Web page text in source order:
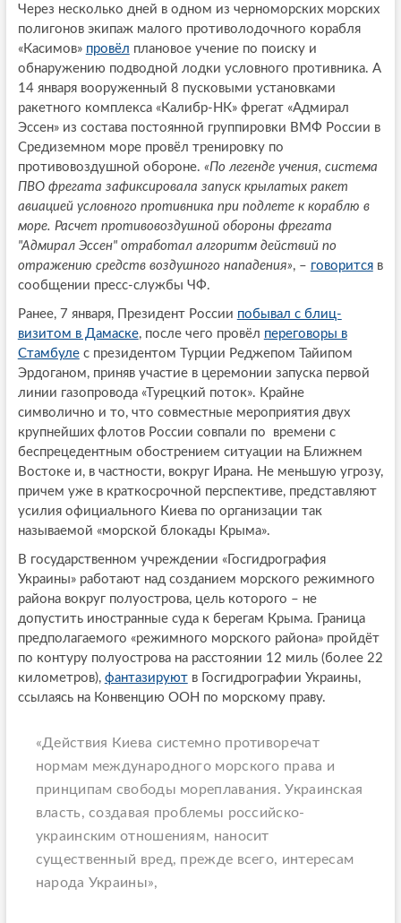
Через несколько дней в одном из черноморских морских
полигонов экипаж малого противолодочного корабля
«Касимов» провёл плановое учение по поиску и
обнаружению подводной лодки условного противника. А
14 января вооруженный 8 пусковыми установками
ракетного комплекса «Калибр-НК» фрегат «Адмирал
Эссен» из состава постоянной группировки ВМФ России в
Средиземном море провёл тренировку по
противовоздушной обороне. «По легенде учения, система
ПВО фрегата зафиксировала запуск крылатых ракет
авиацией условного противника при подлете к кораблю в
море. Расчет противовоздушной обороны фрегата
"Адмирал Эссен" отработал алгоритм действий по
отражению средств воздушного нападения», – говоритсяв
сообщении пресс-службы ЧФ.
Ранее, 7 января, Президент России побывал с блиц-
визитом в Дамаске, после чего провёл переговоры в
Стамбулес президентом Турции Реджепом Тайипом
Эрдоганом, приняв участие в церемонии запуска первой
линии газопровода «Турецкий поток». Крайне
символично и то, что совместные мероприятия двух
крупнейших флотов России совпали по времени с
беспрецедентным обострением ситуации на Ближнем
Востоке и, в частности, вокруг Ирана. Не меньшую угрозу,
причем уже в краткосрочной перспективе, представляют
усилия официального Киева по организации так
называемой «морской блокады Крыма».
В государственном учреждении «Госгидрография
Украины» работают над созданием морского режимного
района вокруг полуострова, цель которого – не
допустить иностранные суда к берегам Крыма. Граница
предполагаемого «режимного морского района» пройдёт
по контуру полуострова на расстоянии 12 миль (более 22
километров), фантазируютв Госгидрографии Украины,
ссылаясь на Конвенцию ООН по морскому праву.
«Действия Киева системно противоречат
нормам международного морского права и
принципам свободы мореплавания. Украинская
власть, создавая проблемы российско-
украинским отношениям, наносит
существенный вред, прежде всего, интересам
народа Украины»,